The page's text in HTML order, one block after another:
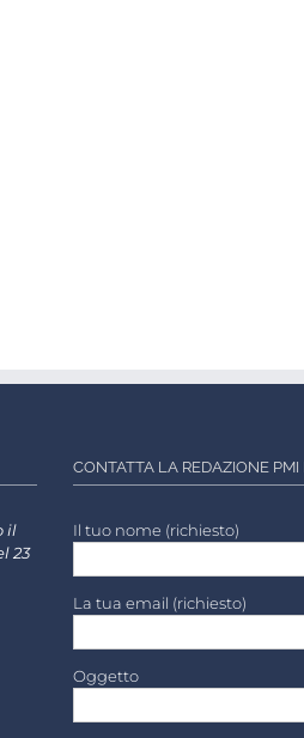
il
23
CONTATTA LA REDAZIONE
Il tuo nome (richiesto)
La tua email (richiesto)
Oggetto